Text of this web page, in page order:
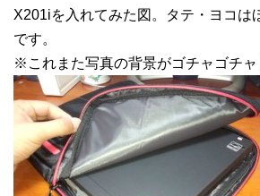
X201iを入れてみた図。タテ・ヨコは
です。
※これまた写真の背景がゴチャゴチ